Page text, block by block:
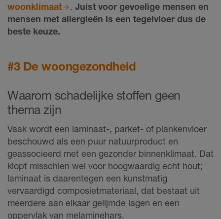
woonklimaat
.Juist voor gevoelige mensen en
mensen met allergieën is een tegelvloer dus de
beste keuze.
#3 De woongezondheid
Waarom schadelijke stoffen geen
thema zijn
Vaak wordt een laminaat-, parket- of plankenvloer
beschouwd als een puur natuurproduct en
geassocieerd met een gezonder binnenklimaat. Dat
klopt misschien wel voor hoogwaardig echt hout;
laminaat is daarentegen een kunstmatig
vervaardigd composietmateriaal, dat bestaat uit
meerdere aan elkaar gelijmde lagen en een
oppervlak van melaminehars.